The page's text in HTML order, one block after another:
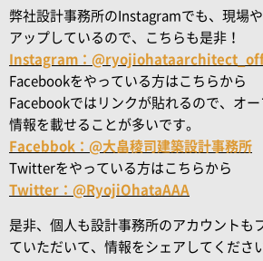
弊社設計事務所のInstagramでも、現場
アップしているので、こちらも是非！
Instagram：
Facebookをやっている方はこちらから
Facebookではリンクが貼れるので、オ
情報を載せることが多いです。
Facebbok：@大畠稜司建築設計事務所
Twitterをやっている方はこちらから
Twitter：@RyojiOhataAAA
是非、個人も設計事務所のアカウントも
ていただいて、情報をシェアしてくださ